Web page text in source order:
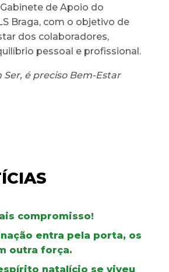
de Apoio do
Braga, com o objetivo de
dos colaboradores,
pessoal e profissional.
Ser, é preciso Bem-Estar
compromisso!
entra pela porta, os
outra força.
natalício se viveu